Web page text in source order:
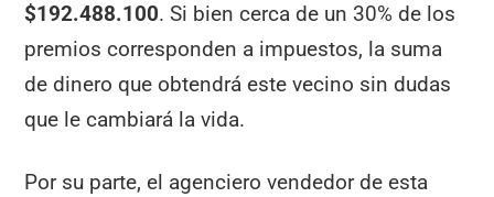
$192.488.100. Si bien cerca de un 30% de los
premios corresponden a impuestos, la suma
de dinero que obtendrá este vecino sin dudas
que le cambiará la vida.
Por su parte, el agenciero vendedor de esta